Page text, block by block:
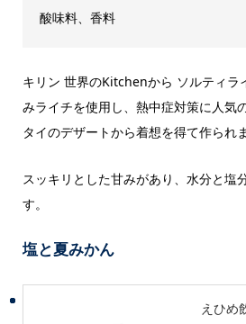
酸味料、香料
キリン 世界のKitchenから ソルティラ
みライチを使用し、熱中症対策に人気
タイのデザートから着想を得て作られ
スッキリとした甘みがあり、水分と塩
す。
塩と夏みかん
えひめ